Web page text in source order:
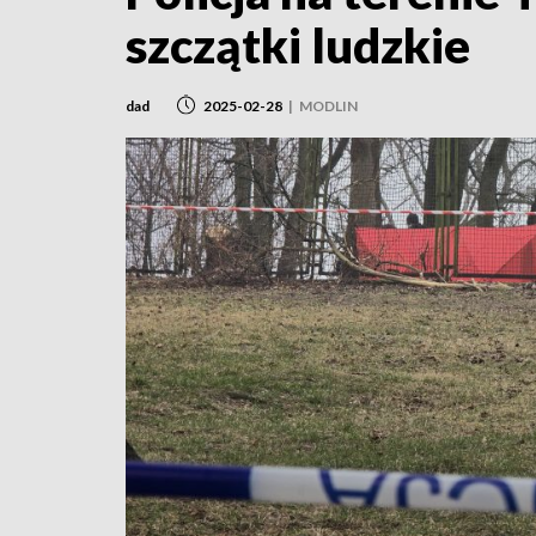
szczątki ludzkie
dad 2025-02-28 | MODLIN